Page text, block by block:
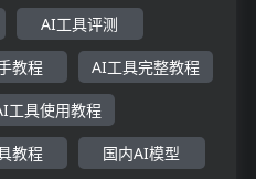
AI工具评测
教程 AI工具完整教程
工具使用教程
教程 国内AI模型